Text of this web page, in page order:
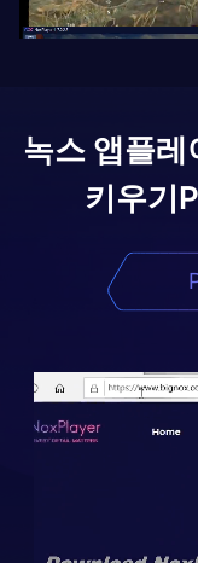
녹스 앱플레
키우기